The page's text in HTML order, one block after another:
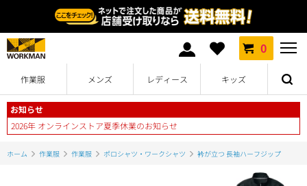
0
作業服 メンズ レディース キッズ
お知らせ
2026年 オンラインストア夏季休業のお知らせ
ホーム 作業服 作業服 ポロシャツ・ワークシャツ 衿が立つ 長袖ハーフジップ